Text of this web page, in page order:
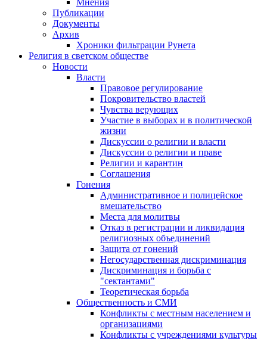
Мнения
Публикации
Документы
Архив
Хроники фильтрации Рунета
Религия в светском обществе
Новости
Власти
Правовое регулирование
Покровительство властей
Чувства верующих
Участие в выборах и в политической
жизни
Дискуссии о религии и власти
Дискуссии о религии и праве
Религии и карантин
Соглашения
Гонения
Административное и полицейское
вмешательство
Места для молитвы
Отказ в регистрации и ликвидация
религиозных объединений
Защита от гонений
Негосударственная дискриминация
Дискриминация и борьба с
"сектантами"
Теоретическая борьба
Общественность и СМИ
Конфликты с местным населением и
организациями
Конфликты с учреждениями культуры